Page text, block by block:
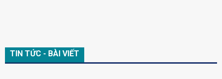
TIN TỨC - BÀI VIẾT